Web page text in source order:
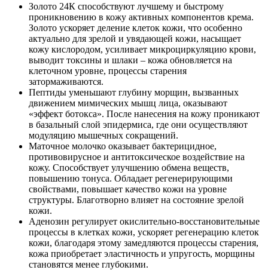
Золото 24К способствуют лучшему и быстрому
проникновению в кожу активных компонентов крема.
Золото ускоряет деление клеток кожи, что особенно
актуально для зрелой и увядающей кожи, насыщает
кожу кислородом, усиливает микроциркуляцию крови,
выводит токсины и шлаки – кожа обновляется на
клеточном уровне, процессы старения
затормаживаются.
Пептиды уменьшают глубину морщин, вызванных
движением мимических мышц лица, оказывают
«эффект ботокса». После нанесения на кожу проникают
в базальный слой эпидермиса, где они осуществляют
модуляцию мышечных сокращений.
Маточное молочко оказывает бактерицидное,
противовирусное и антитоксическое воздействие на
кожу. Способствует улучшению обмена веществ,
повышению тонуса. Обладает регенерирующими
свойствами, повышает качество кожи на уровне
структуры. Благотворно влияет на состояние зрелой
кожи.
Аденозин регулирует окислительно-восстановительные
процессы в клетках кожи, ускоряет регенерацию клеток
кожи, благодаря этому замедляются процессы старения,
кожа приобретает эластичность и упругость, морщины
становятся менее глубокими.